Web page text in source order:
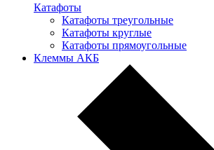
Катафоты
Катафоты треугольные
Катафоты круглые
Катафоты прямоугольные
Клеммы АКБ